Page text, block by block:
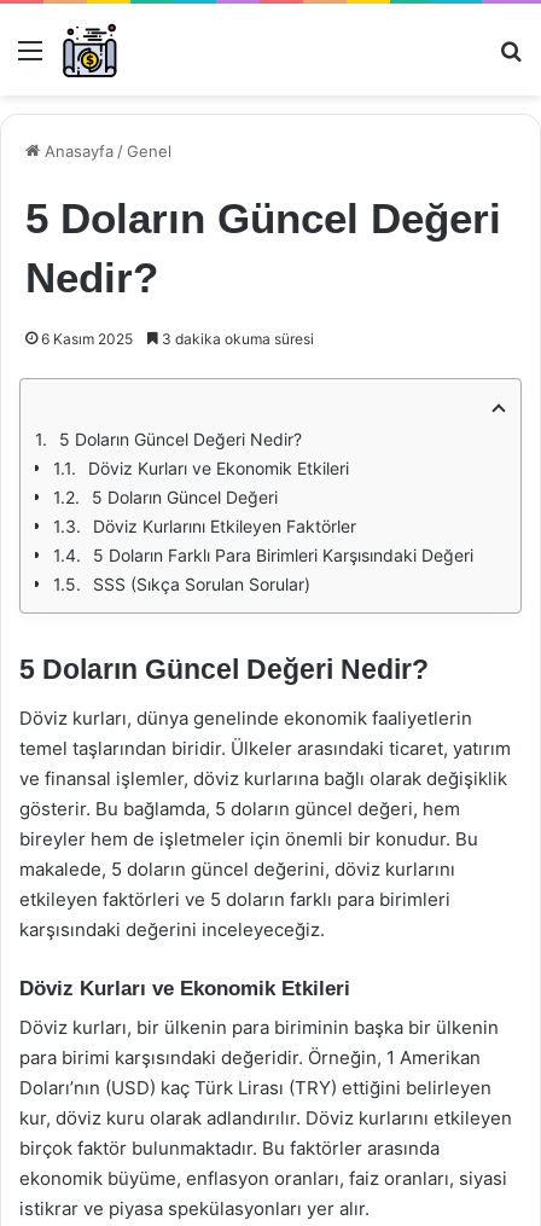
Menü
Anasayfa /Genel
5 Doların Güncel Değeri
Nedir?
6 Kasım 2025 3 dakika okuma süresi
5 Doların Güncel Değeri Nedir?
Döviz Kurları ve Ekonomik Etkileri
5 Doların Güncel Değeri
Döviz Kurlarını Etkileyen Faktörler
5 Doların Farklı Para Birimleri Karşısındaki Değeri
SSS (Sıkça Sorulan Sorular)
5 Doların Güncel Değeri Nedir?
Döviz kurları, dünya genelinde ekonomik faaliyetlerin
temel taşlarından biridir. Ülkeler arasındaki ticaret, yatırım
ve finansal işlemler, döviz kurlarına bağlı olarak değişiklik
gösterir. Bu bağlamda, 5 doların güncel değeri, hem
bireyler hem de işletmeler için önemli bir konudur. Bu
makalede, 5 doların güncel değerini, döviz kurlarını
etkileyen faktörleri ve 5 doların farklı para birimleri
karşısındaki değerini inceleyeceğiz.
Döviz Kurları ve Ekonomik Etkileri
Döviz kurları, bir ülkenin para biriminin başka bir ülkenin
para birimi karşısındaki değeridir. Örneğin, 1 Amerikan
Doları’nın (USD) kaç Türk Lirası (TRY) ettiğini belirleyen
kur, döviz kuru olarak adlandırılır. Döviz kurlarını etkileyen
birçok faktör bulunmaktadır. Bu faktörler arasında
ekonomik büyüme, enflasyon oranları, faiz oranları, siyasi
istikrar ve piyasa spekülasyonları yer alır.